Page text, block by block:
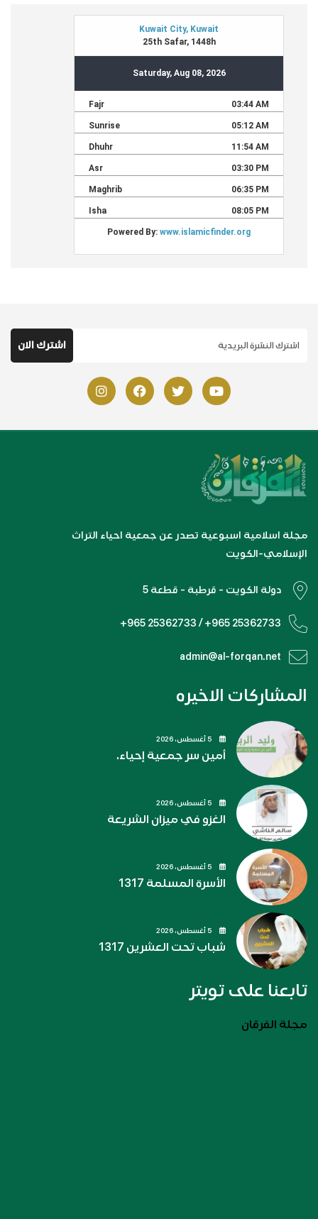
مجلة اسلامية اسبوعية تصدر عن جمعية احياء التراث
الإسلامي-الكويت
دولة الكويت - قرطبة - قطعة 5
+965 25362733 / +965 25362733
admin@al-forqan.net
المشاركات الاخيره
أمين سر جمعية إحياء.
الغزو في ميزان الشريعة
الأسرة المسلمة 1317
شباب تحت العشرين 1317
تابعنا على تويتر
مجلة الفرقان